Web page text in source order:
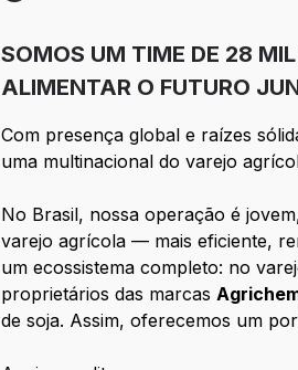
SOMOS UM TIME DE 28
ALIMENTAR O FUTURO
Com presença global e raízes
uma multinacional do varejo
No Brasil, nossa operação é
varejo agrícola — mais eficiente,
um ecossistema completo: no
proprietários das marcas
de soja. Assim, oferecemos um